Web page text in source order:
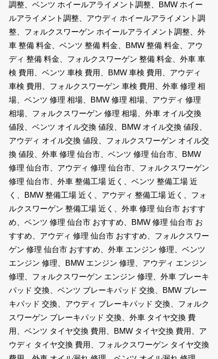
調整、ベンツ ホイールアライメント調整、BMW ホイー
ルアライメント調整、アウディ ホイールアライメント調
整、フォルクスワーゲン ホイールアライメント調整、外
車 整備 料金、ベンツ 整備 料金、BMW 整備 料金、アウ
ディ 整備 料金、フォルクスワーゲン 整備 料金、外車 車
検 費用、ベンツ 車検 費用、BMW 車検 費用、アウディ
車検 費用、フォルクスワーゲン 車検 費用、外車 修理 相
場、ベンツ 修理 相場、BMW 修理 相場、アウディ 修理
相場、フォルクスワーゲン 修理 相場、外車 オイル交換
値段、ベンツ オイル交換 値段、BMW オイル交換 値段、
アウディ オイル交換 値段、フォルクスワーゲン オイル交
換 値段、外車 修理 仙台市、ベンツ 修理 仙台市、BMW
修理 仙台市、アウディ 修理 仙台市、フォルクスワーゲン
修理 仙台市、外車 整備工場 近く、ベンツ 整備工場 近
く、BMW 整備工場 近く、アウディ 整備工場 近く、フォ
ルクスワーゲン 整備工場 近く、外車 修理 仙台市 おすす
め、ベンツ 修理 仙台市 おすすめ、BMW 修理 仙台市 お
すすめ、アウディ 修理 仙台市 おすすめ、フォルクスワー
ゲン 修理 仙台市 おすすめ、外車 エンジン 修理、ベンツ
エンジン 修理、BMW エンジン 修理、アウディ エンジン
修理、フォルクスワーゲン エンジン 修理、外車 ブレーキ
パッド 交換、ベンツ ブレーキパッド 交換、BMW ブレー
キパッド 交換、アウディ ブレーキパッド 交換、フォルク
スワーゲン ブレーキパッド 交換、外車 タイヤ交換 費
用、ベンツ タイヤ交換 費用、BMW タイヤ交換 費用、ア
ウディ タイヤ交換 費用、フォルクスワーゲン タイヤ交換